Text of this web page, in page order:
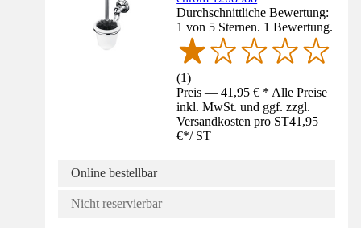
Durchschnittliche Bewertung:
1 von 5 Sternen. 1 Bewertung.
(1)
Preis — 41,95 € * Alle Preise
inkl. MwSt. und ggf. zzgl.
Versandkosten pro ST41,95
€*/ ST
Online bestellbar
Nicht reservierbar